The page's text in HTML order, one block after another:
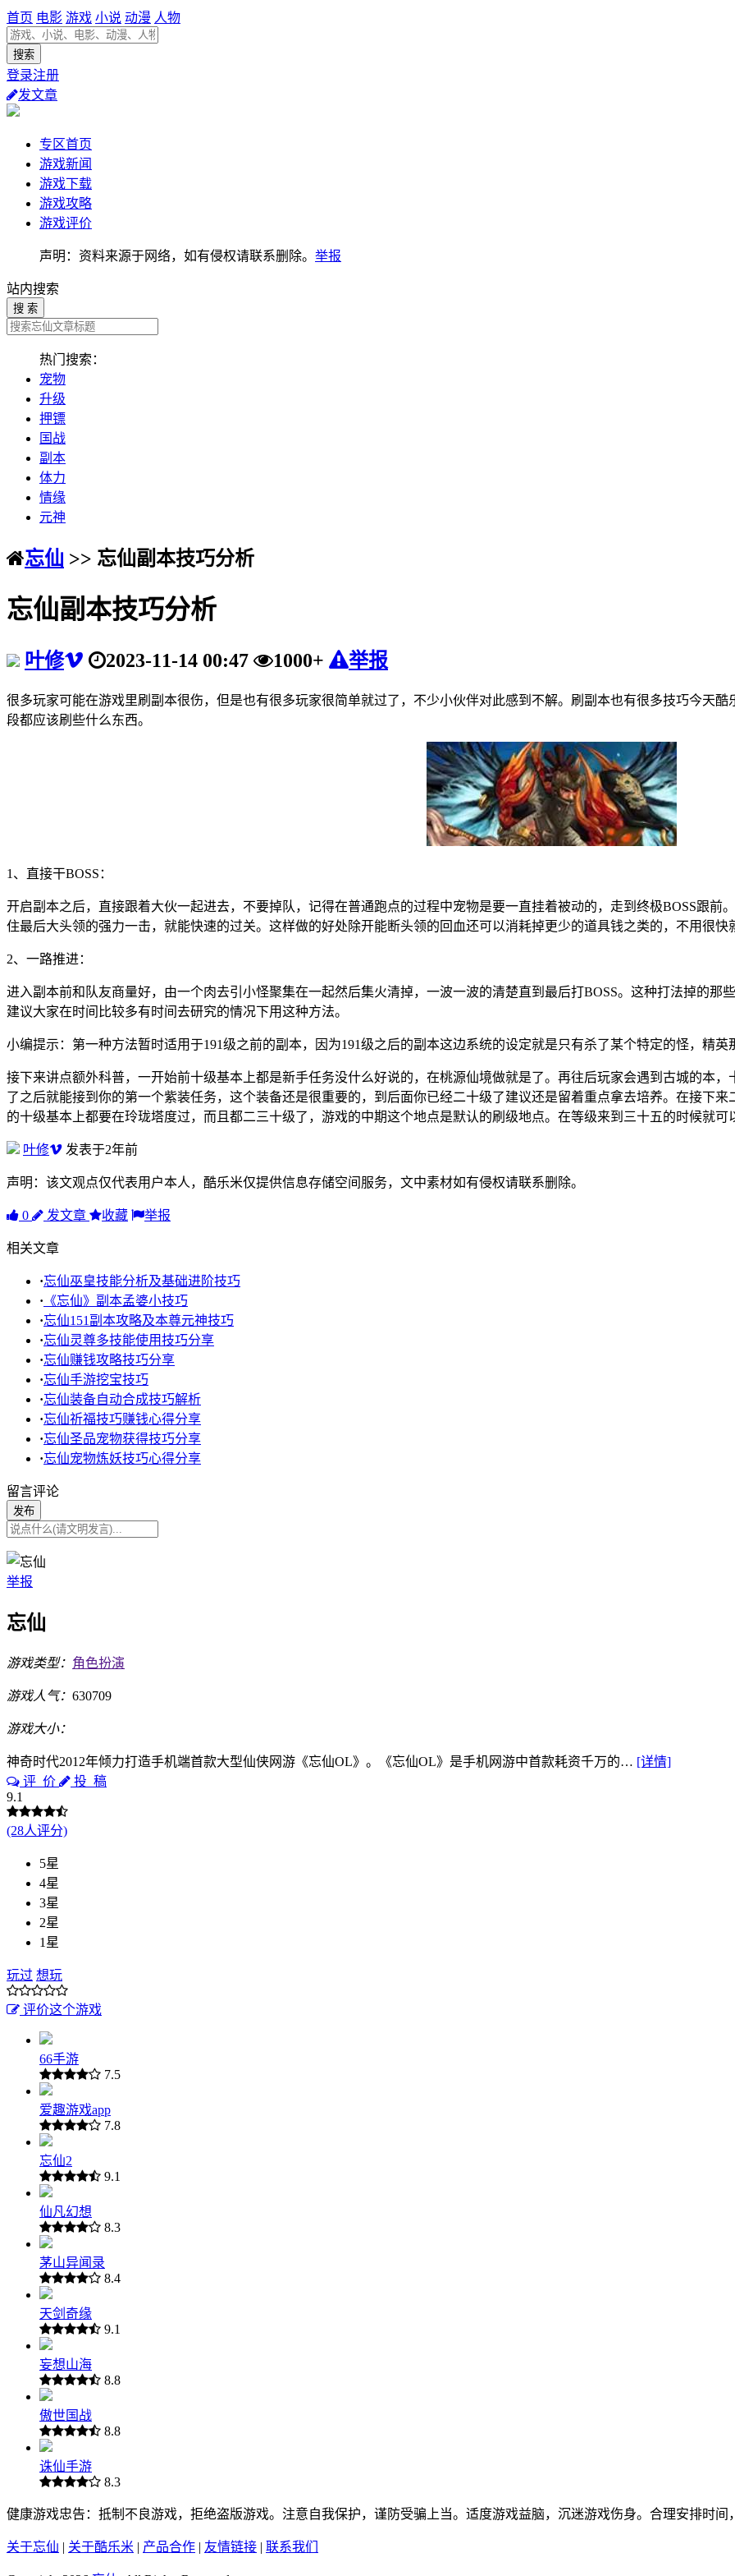
首页 电影 游戏 小说 动漫 人物
登录注册
发文章
专区首页
游戏新闻
游戏下载
游戏攻略
游戏评价
声明：资料来源于网络，如有侵权请联系删除。 举报
站内搜索
搜 索
热门搜索：
宠物
升级
押镖
国战
副本
体力
情缘
元神
忘仙 >> 忘仙副本技巧分析
忘仙副本技巧分析
叶修 2023-11-14 00:47 1000+ 举报
很多玩家可能在游戏里刷副本很伤，但是也有很多玩家很简单就过了，不少小伙伴对此感到不解。刷副本也有很多技巧今天
段都应该刷些什么东西。
1、直接干BOSS：
开启副本之后，直接跟着大伙一起进去，不要掉队，记得在普通跑点的过程中宠物是要一直挂着被动的，走到终极BOSS跟前
住最后大头领的强力一击，就能快速的过关。这样做的好处除开能断头领的回血还可以消耗掉更少的道具钱之类的，不用很快
2、一路推进：
进入副本前和队友商量好，由一个肉去引小怪聚集在一起然后集火清掉，一波一波的清楚直到最后打BOSS。这种打法掉的那
建议大家在时间比较多有时间去研究的情况下用这种方法。
小编提示：第一种方法暂时适用于191级之前的副本，因为191级之后的副本这边系统的设定就是只有杀了某个特定的怪，精英
接下来讲点额外科普，一开始前十级基本上都是新手任务没什么好说的，在桃源仙境做就是了。再往后玩家会遇到古城的本
了之后就能接到你的第一个紫装任务，这个装备还是很重要的，到后面你已经二十级了建议还是留着重点拿去培养。在接下
的十级基本上都要在玲珑塔度过，而且都二三十级了，游戏的中期这个地点是默认的刷级地点。在等级来到三十五的时候就可
叶修 发表于2年前
声明：该文观点仅代表用户本人，酷乐米仅提供信息存储空间服务，文中素材如有侵权请联系删除。
0 发文章 收藏 举报
相关文章
·忘仙巫皇技能分析及基础进阶技巧
· 《忘仙》副本孟婆小技巧
·忘仙151副本攻略及本尊元神技巧
·忘仙灵尊多技能使用技巧分享
·忘仙赚钱攻略技巧分享
·忘仙手游挖宝技巧
·忘仙装备自动合成技巧解析
·忘仙祈福技巧赚钱心得分享
·忘仙圣品宠物获得技巧分享
·忘仙宠物炼妖技巧心得分享
留言评论
发布
举报
忘仙
游戏类型： 角色扮演
游戏人气： 630709
游戏大小：
神奇时代2012年倾力打造手机端首款大型仙侠网游《忘仙OL》。《忘仙OL》是手机网游中首款耗资千万的… [详情]
评 价
投 稿
9.1
(28人评分)
5星
4星
3星
2星
1星
玩过 想玩
评价这个游戏
66手游
7.5
爱趣游戏app
7.8
忘仙2
9.1
仙凡幻想
8.3
茅山异闻录
8.4
天剑奇缘
9.1
妄想山海
8.8
傲世国战
8.8
诛仙手游
8.3
健康游戏忠告：抵制不良游戏，拒绝盗版游戏。注意自我保护，谨防受骗上当。适度游戏益脑，沉迷游戏伤身。合理安排时间
关于忘仙 | 关于酷乐米 | 产品合作 | 友情链接 | 联系我们